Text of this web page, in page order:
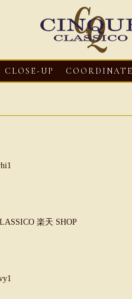
CLOSE-UP COORDINATE
楽天 SHOP
2026・08・03